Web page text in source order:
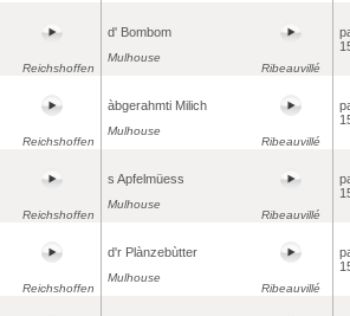
Reichshoffen
d' Bombom
Mulhouse
Ribeauvillé
Reichshoffen
àbgerahmti Milich
Mulhouse
Ribeauvillé
Reichshoffen
s Apfelmüess
Mulhouse
Ribeauvillé
Reichshoffen
d'r Plànzebùtter
Mulhouse
Ribeauvillé